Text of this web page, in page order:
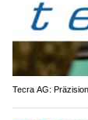
Tecra AG: